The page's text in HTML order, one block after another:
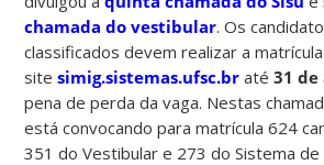
chamada do vestibular. Os
classificados devem realizar a
sitesimig.sistemas.ufsc.br até31 de
pena de perda da vaga. Nestas
está convocando para matrícula 624
351 do Vestibular e 273 do Sistema de